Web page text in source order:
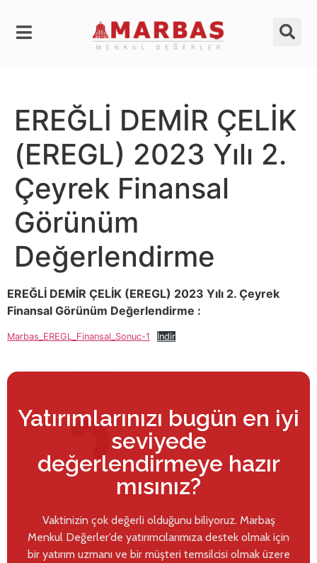
EREĞLİ DEMİR ÇELİK
(EREGL) 2023 Yılı 2.
Çeyrek Finansal
Görünüm
Değerlendirme
EREĞLİ DEMİR ÇELİK (EREGL) 2023 Yılı 2. Çeyrek
Finansal Görünüm Değerlendirme :
Marbas_EREGL_Finansal_Sonuc-1 İndir
Yatırımlarınızı bugün en iyi
seviyede
değerlendirmeye hazır
mısınız?
Vaktinizin çok değerli olduğunu biliyoruz. Marbaş
Menkul Değerler’de yatırımcılarımıza destek olmak için
bir yatırım uzmanı ve bir müşteri temsilcisi olmak üzere